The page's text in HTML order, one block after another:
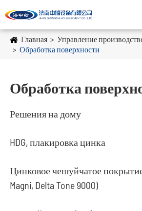
Главная
Управление
Обработка поверхности
Обработка
Решения на дому
HDG, плакировка цинка
Цинковое чешуйчатое
Magni, Delta Tone 9000)